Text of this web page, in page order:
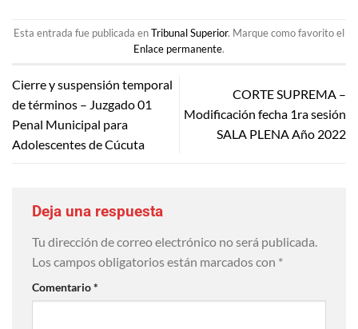
Esta entrada fue publicada enTribunal Superior. Marque como favorito el
Enlace permanente.
Cierre y suspensión temporal
de términos – Juzgado 01
Penal Municipal para
Adolescentes de Cúcuta
CORTE SUPREMA –
Modificación fecha 1ra sesión
SALA PLENA Año 2022
Deja una respuesta
Tu dirección de correo electrónico no será publicada.
Los campos obligatorios están marcados con *
Comentario*